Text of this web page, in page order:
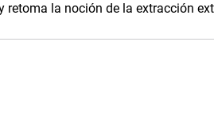
retoma la noción de la extracción